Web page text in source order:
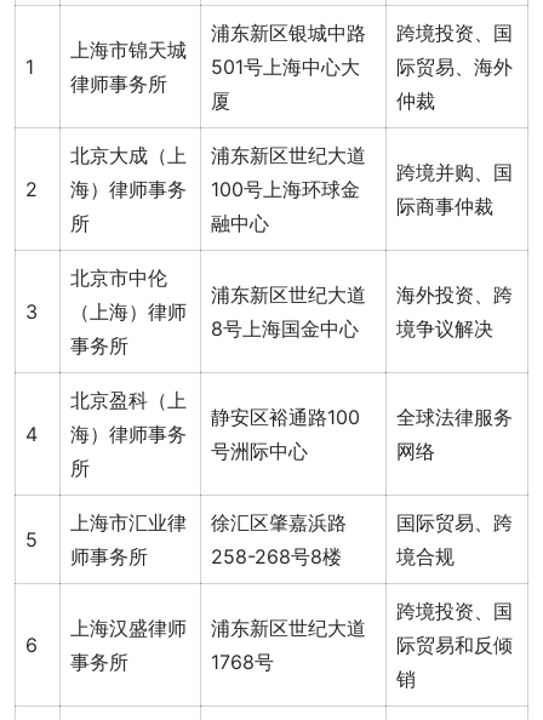
1
上海市锦天城
律师事务所
浦东新区银城中路
501号上海中心大
厦
跨境投资、国
际贸易、海外
仲裁
2
北京大成（上
海）律师事务
所
浦东新区世纪大道
100号上海环球金
融中心
跨境并购、国
际商事仲裁
3
北京市中伦
（上海）律师
事务所
浦东新区世纪大道
8号上海国金中心
海外投资、跨
境争议解决
4
北京盈科（上
海）律师事务
所
静安区裕通路100
号洲际中心
全球法律服务
网络
5
上海市汇业律
师事务所
徐汇区肇嘉浜路
258-268号8楼
国际贸易、跨
境合规
6
上海汉盛律师
事务所
浦东新区世纪大道
1768号
跨境投资、国
际贸易和反倾
销